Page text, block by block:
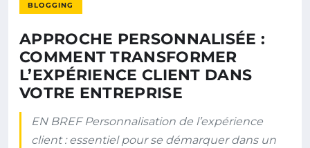
BLOGGING
APPROCHE PERSONNALISÉE :
COMMENT TRANSFORMER
L’EXPÉRIENCE CLIENT DANS
VOTRE ENTREPRISE
EN BREF Personnalisation de l’expérience
client : essentiel pour se démarquer dans un